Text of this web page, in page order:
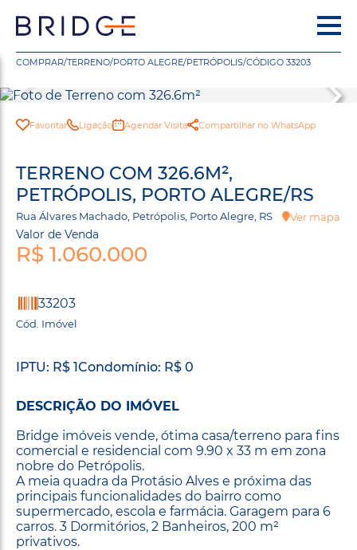
COMPRAR/TERRENO/PORTO ALEGRE/PETRÓPOLIS/CÓDIGO 33203
Favoritar Ligação Agendar Visita Compartilhar no WhatsApp
TERRENO COM 326.6M²,
PETRÓPOLIS, PORTO ALEGRE/RS
Rua Álvares Machado, Petrópolis, Porto Alegre, RS Ver mapa
Valor de Venda
R$ 1.060.000
33203
Cód. Imóvel
IPTU: R$ 1Condomínio: R$ 0
DESCRIÇÃO DO IMÓVEL
Bridge imóveis vende, ótima casa/terreno para fins
comercial e residencial com 9.90 x 33 m em zona
nobre do Petrópolis.
A meia quadra da Protásio Alves e próxima das
principais funcionalidades do bairro como
supermercado, escola e farmácia. Garagem para 6
carros. 3 Dormitórios, 2 Banheiros, 200 m²
privativos.